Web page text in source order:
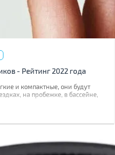
- Рейтинг 2022 года
и компактные, они будут
на пробежке, в бассейне,
но все ли могут услышать
мае 2022. В каждом из них есть